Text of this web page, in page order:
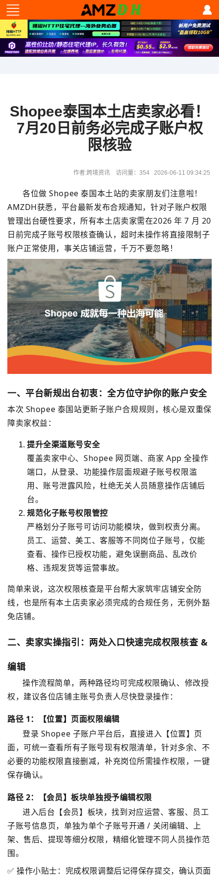
Shopee泰国本土店卖家必看！
7月20日前务必完成子账户权
限核验
作者:跨境资讯 访问量：354 2026-06-11 09:34:25
各位做 Shopee 泰国本土站的卖家朋友们注意啦！
AMZDH获悉，平台最新发布合规通知，针对子账户权限
管理出台硬性要求，所有本土店卖家需在2026 年 7 月 20
日前完成子账号权限核查确认，超时未操作将直接限制子
账户正常使用，事关店铺运营，千万不要忽略！
一、平台新规出台初衷：全方位守护你的账户安全
本次 Shopee 泰国站更新子账户合规规则，核心是双重保
障卖家权益：
提升全渠道账号安全
覆盖卖家中心、Shopee 网页端、商家 App 全操作
端口，从登录、功能操作层面规避子账号权限滥
用、账号泄露风险，杜绝无关人员随意操作店铺后
台。
规范化子账号权限管控
严格划分子账号可访问功能模块，做到权责分离。
员工、运营、美工、客服等不同岗位子账号，仅能
查看、操作已授权功能，避免误删商品、乱改价
格、违规发货等运营事故。
简单来说，这次权限核查是平台帮大家筑牢店铺安全防
线，也是所有本土店卖家必须完成的合规任务，无例外豁
免店铺。
二、卖家实操指引：两处入口快速完成权限核查 &
编辑
操作流程简单，两种路径均可完成权限确认、修改授
权，建议各位店铺主账号负责人尽快登录操作：
路径 1：【位置】页面权限编辑
登录 Shopee 子账户平台后，直接进入【位置】页
面，可统一查看所有子账号现有权限清单，针对多余、不
必要的功能权限直接删减，补充岗位所需操作权限，一键
保存确认。
路径 2：【会员】板块单独授予编辑权限
进入后台【会员】板块，找到对应运营、客服、员工
子账号信息页，单独为单个子账号开通 / 关闭编辑、上
架、售后、提现等细分权限，精细化管理不同人员操作范
围。
✅ 操作小贴士：完成权限调整后记得保存提交，确认页面